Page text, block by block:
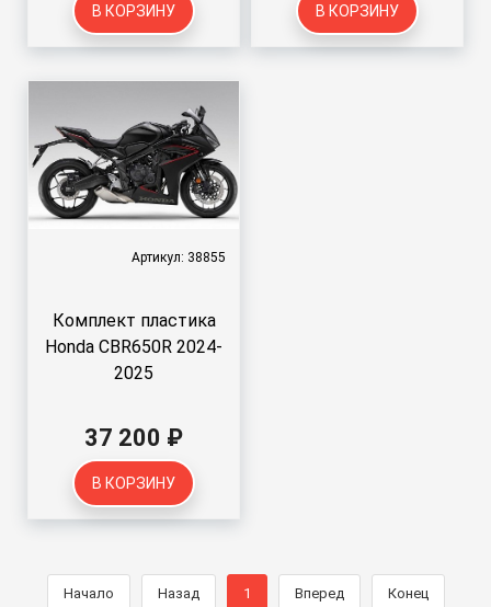
В КОРЗИНУ В КОРЗИНУ
Артикул: 38855
Комплект пластика
Honda CBR650R 2024-
2025
37 200 ₽
В КОРЗИНУ
Начало Назад 1 Вперед Конец